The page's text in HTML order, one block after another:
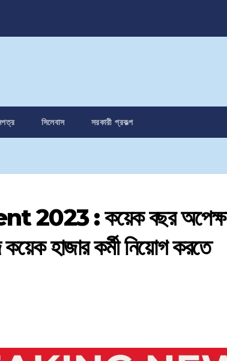
সিলেবাস সরকারী প্রকল্প
: কয়েক বছর
হাজার কর্মী নিয়োগ করতে